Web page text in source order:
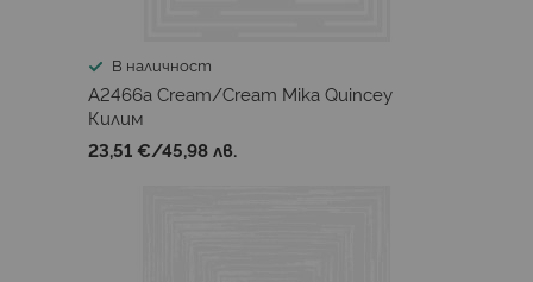
В наличност
A2466a Cream/Cream Mika Quincey
Килим
23,51 €/45,98 лв.